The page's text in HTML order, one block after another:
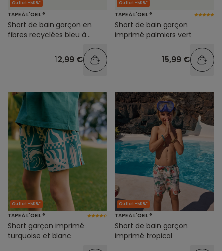
Outlet -50%*
TAPE À L'OEIL ®
Short de bain garçon en
fibres recyclées bleu à
12,99 €
Outlet -50%*
TAPE À L'OEIL ®
Short de bain garçon
imprimé palmiers vert
15,99 €
Outlet -50%*
TAPE À L'OEIL ®
Short garçon imprimé
turquoise et blanc
Outlet -50%*
TAPE À L'OEIL ®
Short de bain garçon
imprimé tropical